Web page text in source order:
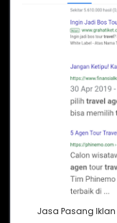
Jasa Pasang